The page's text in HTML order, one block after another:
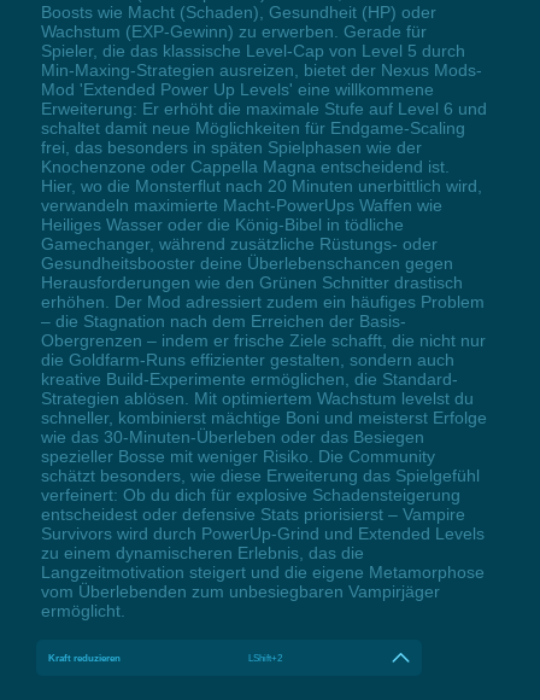
Boosts wie Macht (Schaden), Gesundheit (HP) oder
Wachstum (EXP-Gewinn) zu erwerben. Gerade für
Spieler, die das klassische Level-Cap von Level 5 durch
Min-Maxing-Strategien ausreizen, bietet der Nexus Mods-
Mod 'Extended Power Up Levels' eine willkommene
Erweiterung: Er erhöht die maximale Stufe auf Level 6 und
schaltet damit neue Möglichkeiten für Endgame-Scaling
frei, das besonders in späten Spielphasen wie der
Knochenzone oder Cappella Magna entscheidend ist.
Hier, wo die Monsterflut nach 20 Minuten unerbittlich wird,
verwandeln maximierte Macht-PowerUps Waffen wie
Heiliges Wasser oder die König-Bibel in tödliche
Gamechanger, während zusätzliche Rüstungs- oder
Gesundheitsbooster deine Überlebenschancen gegen
Herausforderungen wie den Grünen Schnitter drastisch
erhöhen. Der Mod adressiert zudem ein häufiges Problem
– die Stagnation nach dem Erreichen der Basis-
Obergrenzen – indem er frische Ziele schafft, die nicht nur
die Goldfarm-Runs effizienter gestalten, sondern auch
kreative Build-Experimente ermöglichen, die Standard-
Strategien ablösen. Mit optimiertem Wachstum levelst du
schneller, kombinierst mächtige Boni und meisterst Erfolge
wie das 30-Minuten-Überleben oder das Besiegen
spezieller Bosse mit weniger Risiko. Die Community
schätzt besonders, wie diese Erweiterung das Spielgefühl
verfeinert: Ob du dich für explosive Schadensteigerung
entscheidest oder defensive Stats priorisierst – Vampire
Survivors wird durch PowerUp-Grind und Extended Levels
zu einem dynamischeren Erlebnis, das die
Langzeitmotivation steigert und die eigene Metamorphose
vom Überlebenden zum unbesiegbaren Vampirjäger
ermöglicht.
Kraft reduzieren LShift+2